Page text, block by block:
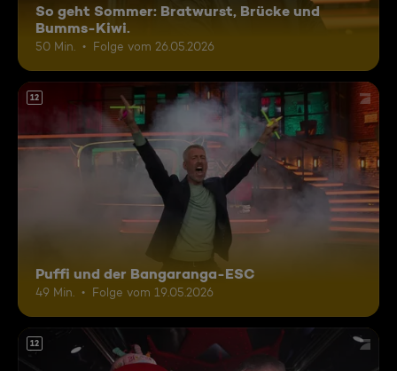
So geht Sommer: Bratwurst, Brücke und
Bumms-Kiwi.
50 Min. Folge vom 26.05.2026
12
Puffi und der Bangaranga-ESC
49 Min. Folge vom 19.05.2026
12